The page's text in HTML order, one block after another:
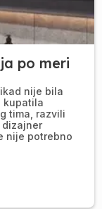
po meri
nije bila
kupatila
tima, razvili
dizajner
nije potrebno